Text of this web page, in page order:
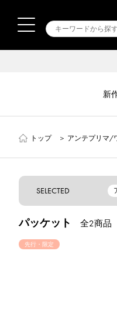
新
トップ ＞ アンテプリマ/
SELECTED
パッケット 全2商品
先行・限定